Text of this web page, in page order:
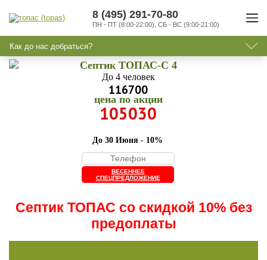
Септик ТОПАС-C 4
До 4 человек
116700
цена по акции
105030
До 30 Июня - 10%
ВЕСЕННЕЕ
СПЕЦПРЕДЛОЖЕНИЕ
Септик ТОПАС со скидкой 10% без
предоплаты
8 (495) 291-70-80
ПН - ПТ (8:00-22:00), СБ - ВС (9:00-21:00)
Как до нас добраться?